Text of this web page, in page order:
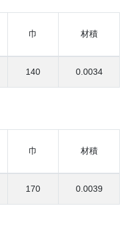
巾 材積
140 0.0034
巾 材積
170 0.0039